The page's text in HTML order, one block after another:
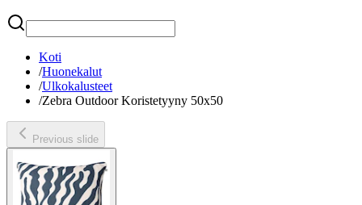
Etsi
Koti
/Huonekalut
/Ulkokalusteet
/Zebra Outdoor Koristetyyny 50x50
Previous slide